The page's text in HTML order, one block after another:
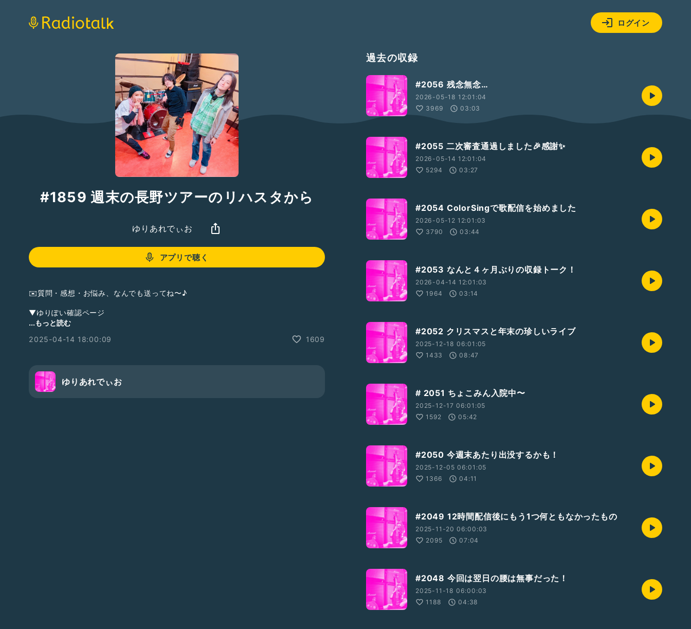
ログイン
#1859 週末の長野ツアーのリハスタから
ゆりあれでぃお
アプリで聴く
✉️質問・感想・お悩み、なんでも送ってね〜♪
▼ゆりぽい確認ページ
https://yuriapink.wixsite.com/yuriaradio
▼ホームページ →YURIA Life Plus
▼干し芋のリスト→Amazon
https://www.amazon.co.jp/hz/wishlist/ls/1CR8QERDUI2GZ/
...もっと読む
2025-04-14 18:00:09
1609
ゆりあれでぃお
過去の収録
#2056 残念無念…
2026-05-18 12:01:04
3969
03:03
#2055 二次審査通過しました🎉感謝✨
2026-05-14 12:01:04
5294
03:27
#2054 ColorSingで歌配信を始めました
2026-05-12 12:01:03
3790
03:44
#2053 なんと４ヶ月ぶりの収録トーク！
2026-04-14 12:01:03
1964
03:14
#2052 クリスマスと年末の珍しいライブ
2025-12-18 06:01:05
1433
08:47
# 2051 ちょこみん入院中〜
2025-12-17 06:01:05
1592
05:42
#2050 今週末あたり出没するかも！
2025-12-05 06:01:05
1366
04:11
#2049 12時間配信後にもう1つ何ともなかったもの
2025-11-20 06:00:03
2095
07:04
#2048 今回は翌日の腰は無事だった！
2025-11-18 06:00:03
1188
04:38